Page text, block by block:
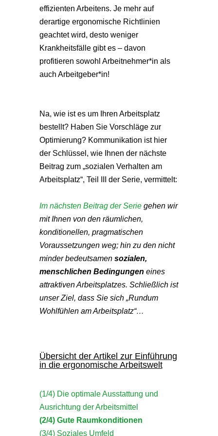
effizienten Arbeitens. Je mehr auf
derartige ergonomische Richtlinien
geachtet wird, desto weniger
Krankheitsfälle gibt es – davon
profitieren sowohl Arbeitnehmer*in als
auch Arbeitgeber*in!
Na, wie ist es um Ihren Arbeitsplatz
bestellt? Haben Sie Vorschläge zur
Optimierung? Kommunikation ist hier
der Schlüssel, wie Ihnen der nächste
Beitrag zum „sozialen Verhalten am
Arbeitsplatz“, Teil III der Serie, vermittelt:
Im nächsten Beitrag der Seriegehen wir
mit Ihnen von den räumlichen,
konditionellen, pragmatischen
Voraussetzungen weg; hin zu den nicht
minder bedeutsamen sozialen,
menschlichen Bedingungen eines
attraktiven Arbeitsplatzes. Schließlich ist
unser Ziel, dass Sie sich „Rundum
Wohlfühlen am Arbeitsplatz“…
Übersicht der Artikel zur Einführung
in die ergonomische Arbeitswelt
(1/4) Die optimale Ausstattung und
Ausrichtung der Arbeitsmittel
(2/4) Gute Raumkonditionen
(3/4) Soziales Umfeld